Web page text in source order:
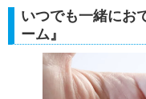
いつでも一緒にお
ーム』